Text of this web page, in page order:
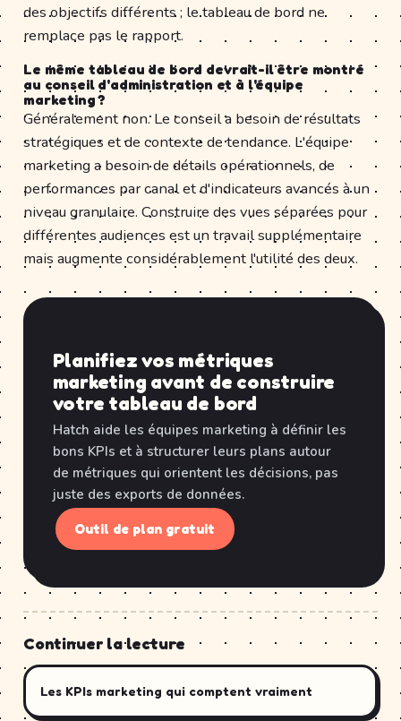
des objectifs différents ; le tableau de bord ne
remplace pas le rapport.
Le même tableau de bord devrait-il être montré
au conseil d'administration et à l'équipe
marketing ?
Généralement non. Le conseil a besoin de résultats
stratégiques et de contexte de tendance. L'équipe
marketing a besoin de détails opérationnels, de
performances par canal et d'indicateurs avancés à un
niveau granulaire. Construire des vues séparées pour
différentes audiences est un travail supplémentaire
mais augmente considérablement l'utilité des deux.
Planifiez vos métriques
marketing avant de construire
votre tableau de bord
Hatch aide les équipes marketing à définir les
bons KPIs et à structurer leurs plans autour
de métriques qui orientent les décisions, pas
juste des exports de données.
Outil de plan gratuit
Continuer la lecture
Les KPIs marketing qui comptent vraiment